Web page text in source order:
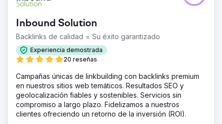
Inbound Solution
Backlinks de calidad = Su éxito garantizado
Experiencia demostrada
20 reseñas
Campañas únicas de linkbuilding con backlinks premium
en nuestros sitios web temáticos. Resultados SEO y
geolocalización fiables y sostenibles. Servicios sin
compromiso a largo plazo. Fidelizamos a nuestros
clientes ofreciendo un retorno de la inversión (ROI).